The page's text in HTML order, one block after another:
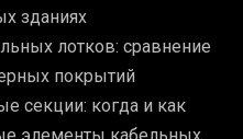
зданиях
лотков: сравнение
покрытий
секции: когда и как